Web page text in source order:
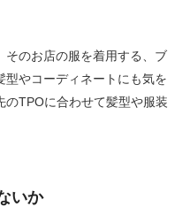
そのお店の服を着用する、ブ
型やコーディネートにも気を
TPOに合わせて髪型や服装
いか